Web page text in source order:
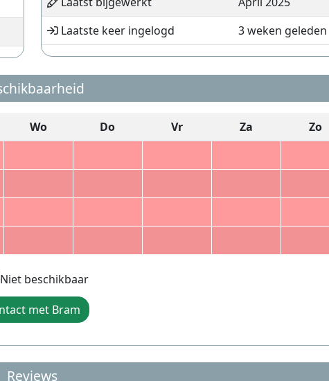
Laatste keer ingelogd
3 weken geleden
Wo Do Vr Za
Zo
Niet beschikbaar
met Bram
Reviews